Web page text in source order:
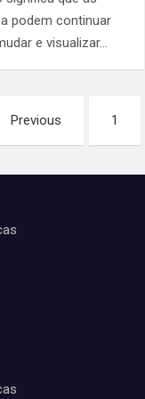
podem continuar
e visualizar…
Previous 1